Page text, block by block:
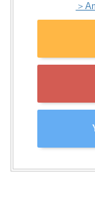
＞